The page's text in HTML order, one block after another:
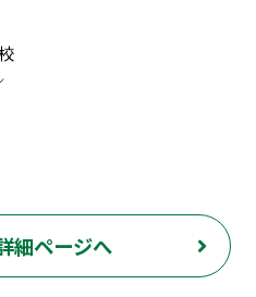
細ページへ